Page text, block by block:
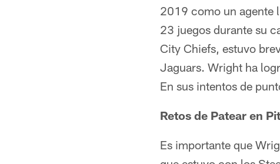
2019 como un agente
23 juegos durante su
City Chiefs, estuvo
Jaguars. Wright ha
En sus intentos de
Retos de Patear en
Es importante que